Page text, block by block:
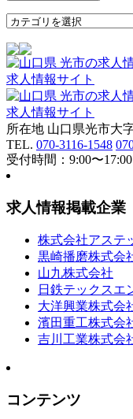
所在地 山口県光市大
TEL. 070-3116-1548
受付時間：9:00〜
求人情報掲載企業
株式会社アステ
黒崎播磨株式会
山九株式会社
日鉄テックスエ
大洋興業株式会
濱田重工株式会
吉川工業株式会
コンテンツ